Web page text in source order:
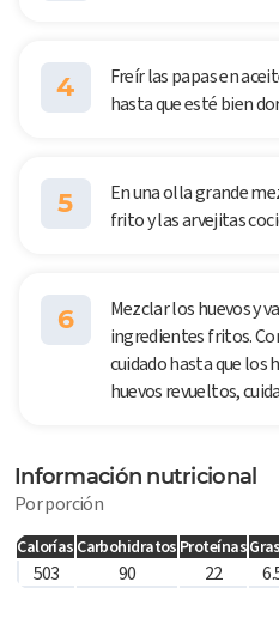
4
Freír las papas en
hasta que esté bien
5
En una olla grande
frito y las arvejitas
6
Mezclar los huevos y
ingredientes fritos.
cuidado hasta que los
huevos revueltos,
Información nutricional
Por porción
Calorías Carbohidratos Proteínas
503 90 22